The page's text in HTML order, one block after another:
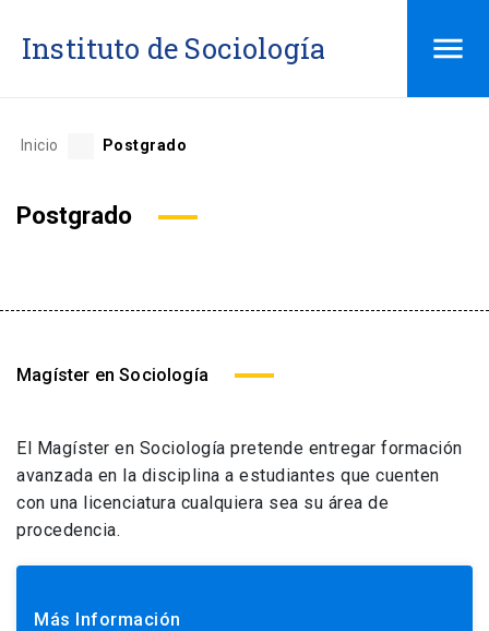
Instituto de Sociología
Inicio Postgrado
Postgrado
Magíster en Sociología
El Magíster en Sociología pretende entregar formación
avanzada en la disciplina a estudiantes que cuenten
con una licenciatura cualquiera sea su área de
procedencia.
Más Información